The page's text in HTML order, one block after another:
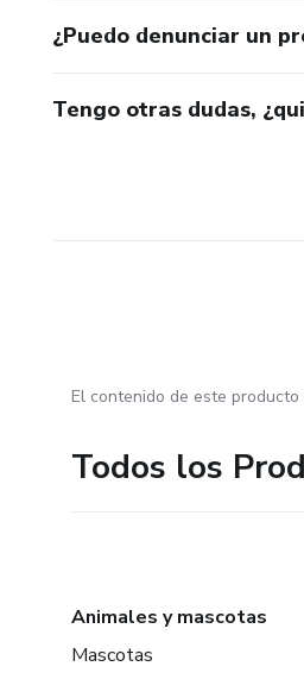
¿Puedo denunciar un
Tengo otras dudas,
El contenido de este
Todos los
Animales y mascotas
Mascotas